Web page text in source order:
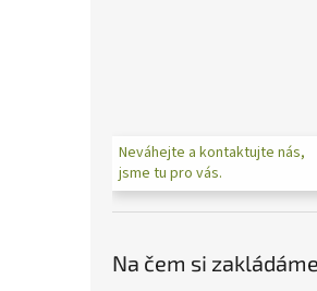
Neváhejte a kontaktujte nás,
jsme tu pro vás.
Na čem si